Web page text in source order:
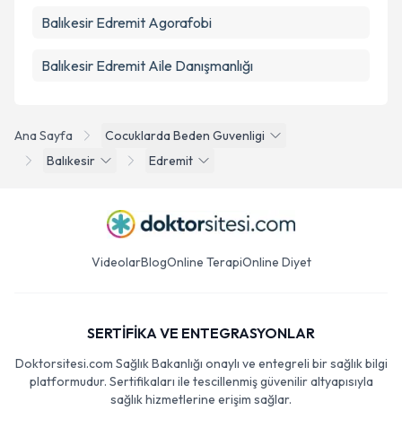
Ana Sayfa
Cocuklarda Beden Guvenligi
Balıkesir
Edremit
Balıkesir Edremit Agorafobi
Balıkesir Edremit Aile Danışmanlığı
VideolarBlogOnline TerapiOnline Diyet
SERTİFİKA VE ENTEGRASYONLAR
Doktorsitesi.com Sağlık Bakanlığı onaylı ve entegreli bir sağlık bilgi
platformudur. Sertifikaları ile tescillenmiş güvenilir altyapısıyla
sağlık hizmetlerine erişim sağlar.